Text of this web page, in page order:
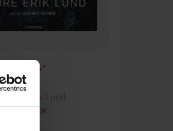
179,-
Thure Erik Lund
LYDBOK